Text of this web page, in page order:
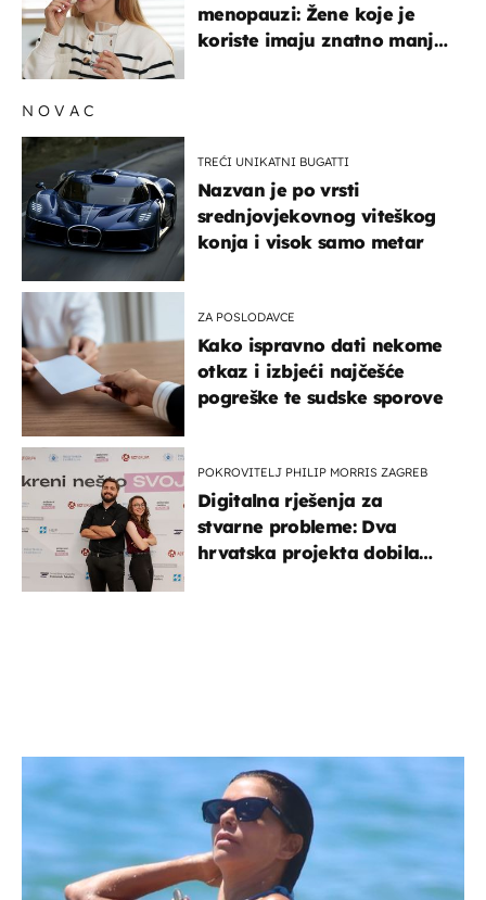
menopauzi: Žene koje je
koriste imaju znatno manji
NOVAC
TREĆI UNIKATNI BUGATTI
Nazvan je po vrsti
srednjovjekovnog viteškog
konja i visok samo metar
ZA POSLODAVCE
Kako ispravno dati nekome
otkaz i izbjeći najčešće
pogreške te sudske sporove
POKROVITELJ PHILIP MORRIS ZAGREB
Digitalna rješenja za
stvarne probleme: Dva
hrvatska projekta dobila